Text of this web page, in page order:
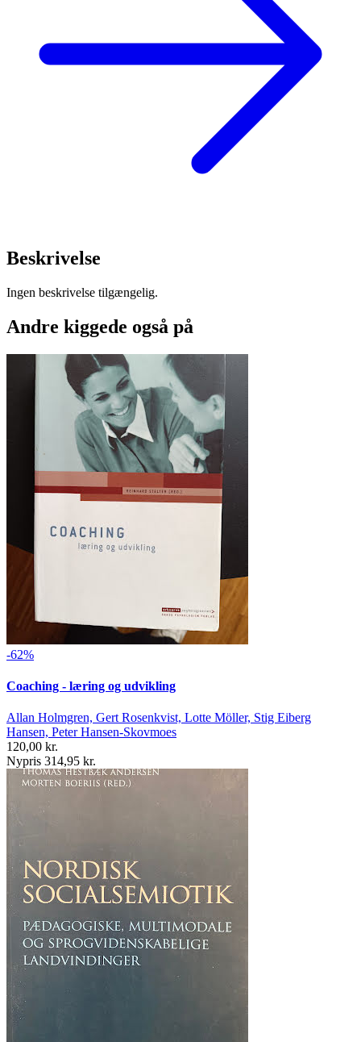
Beskrivelse
Ingen beskrivelse tilgængelig.
Andre kiggede også på
-62%
Coaching - læring og udvikling
Allan Holmgren, Gert Rosenkvist, Lotte Möller, Stig Eiberg
Hansen, Peter Hansen-Skovmoes
120,00 kr.
Nypris 314,95 kr.